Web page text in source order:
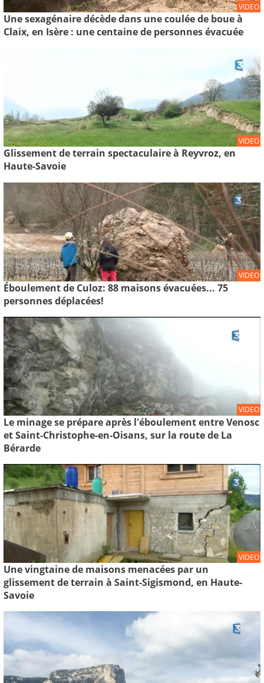
VIDEO
Une sexagénaire décède dans une coulée de boue à
Claix, en Isère : une centaine de personnes évacuée
VIDEO
Glissement de terrain spectaculaire à Reyvroz, en
Haute-Savoie
VIDEO
Éboulement de Culoz: 88 maisons évacuées... 75
personnes déplacées!
VIDEO
Le minage se prépare après l'éboulement entre Venosc
et Saint-Christophe-en-Oisans, sur la route de La
Bérarde
VIDEO
Une vingtaine de maisons menacées par un
glissement de terrain à Saint-Sigismond, en Haute-
Savoie